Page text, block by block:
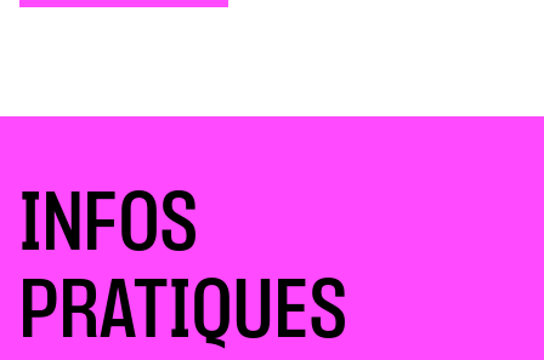
demain. Cette année encore, de nombreux liens
INFOS
PRATIQUES